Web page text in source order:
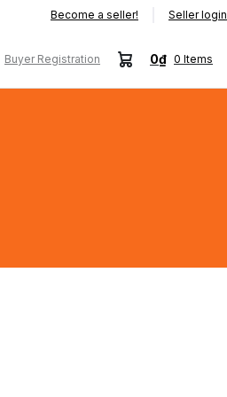
Become a seller! Seller login
Buyer Registration 0₫ 0 Items